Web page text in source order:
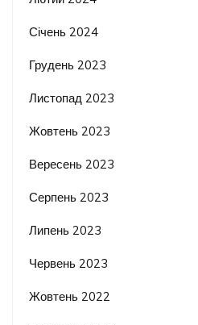
Січень 2024
Грудень 2023
Листопад 2023
Жовтень 2023
Вересень 2023
Серпень 2023
Липень 2023
Червень 2023
Жовтень 2022